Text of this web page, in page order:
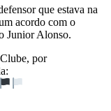
que estava na
acordo com o
Junior Alonso.
por